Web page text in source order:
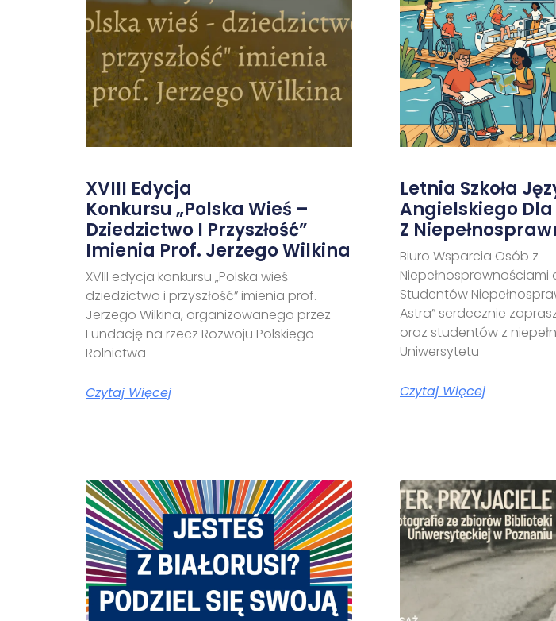
XVIII Edycja
Konkursu „Polska Wieś –
Dziedzictwo I Przyszłość”
Imienia Prof. Jerzego Wilkina
XVIII edycja konkursu „Polska wieś –
dziedzictwo i przyszłość” imienia prof.
Jerzego Wilkina, organizowanego przez
Fundację na rzecz Rozwoju Polskiego
Rolnictwa
Czytaj Więcej
Letnia Szkoła
Angielskiego
Z
Biuro Wsparcia Osób z
Niepełnosprawnościami
Studentów
Astra” serdecznie
oraz studentów z
Uniwersytetu
Czytaj Więcej